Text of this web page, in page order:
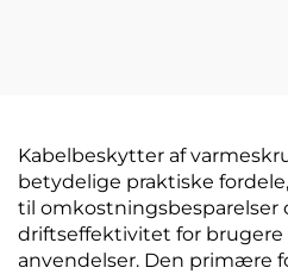
Kabelbeskytter af
betydelige praktiske
til omkostningsbesparelser
driftseffektivitet for brugere
anvendelser. Den primære